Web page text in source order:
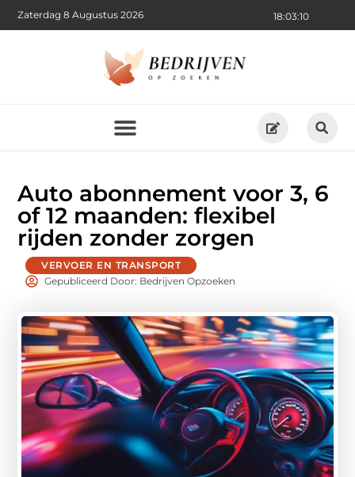
18:03:11
Zaterdag 8 Augustus 2026
Auto abonnement voor 3, 6
of 12 maanden: flexibel
rijden zonder zorgen
VERVOER EN TRANSPORT
Gepubliceerd Door: Bedrijven Opzoeken